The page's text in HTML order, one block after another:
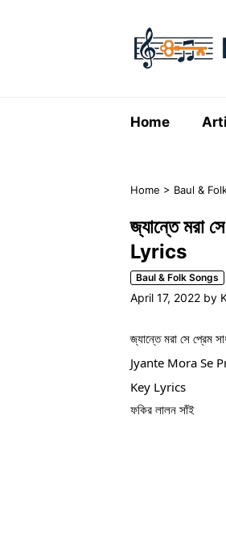
Home
Home > Baul &
জ্যান্তে
Lyrics
Baul & Folk Songs
April 17, 2022 by
জ্যান্তে মরা সে প্রেম
Jyante Mora Se
Key Lyrics
ফকির লালন সাঁই